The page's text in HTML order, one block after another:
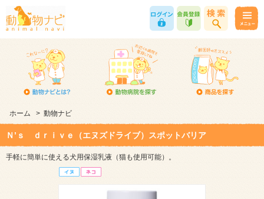
ホーム > 動物ナビ
Ｎ’ｓ ｄｒｉｖｅ（エヌズドライブ）スポットバリア
手軽に簡単に使える犬用保湿乳液（猫も使用可能）。